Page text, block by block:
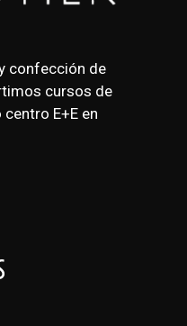
confección de
cursos de
E+E en